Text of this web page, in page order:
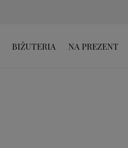
BIŻUTERIA NA PREZENT